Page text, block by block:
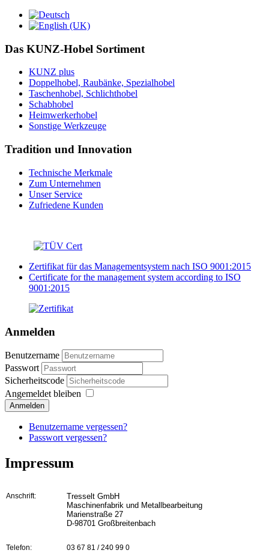
Das KUNZ-Hobel Sortiment
KUNZ plus
Doppelhobel, Raubänke, Spezialhobel
Taschenhobel, Schlichthobel
Schabhobel
Heimwerkerhobel
Sonstige Werkzeuge
Tradition und Innovation
Technische Merkmale
Zum Unternehmen
Unser Service
Zufriedene Kunden
Zertifikat für das Managementsystem nach ISO 9001:2015
Certificate for the management system according to ISO
9001:2015
Anmelden
Benutzername
Passwort
Sicherheitscode
Angemeldet bleiben
Anmelden
Benutzername vergessen?
Passwort vergessen?
Impressum
Anschrift:
Tresselt GmbH
Maschinenfabrik und Metallbearbeitung
Marienstraße 27
D-98701 Großbreitenbach
Telefon: 03 67 81 / 240 99 0